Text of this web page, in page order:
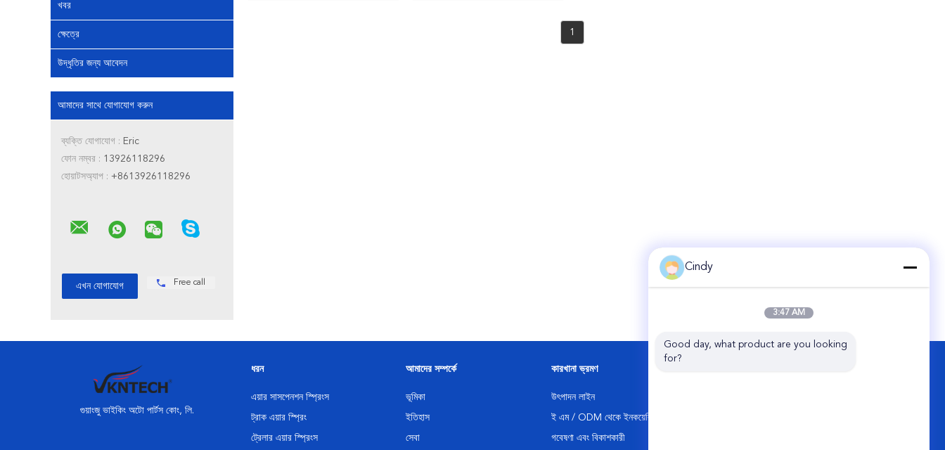
খবর
ক্ষেত্রে
উদ্ধৃতির জন্য আবেদন
আমাদের সাথে যোগাযোগ করুন
ব্যক্তি যোগাযোগ : Eric
ফোন নম্বর : 13926118296
হোয়াটসঅ্যাপ : +8613926118296
Free call
1
গুয়াংজু ভাইকিং অটো পার্টস কোং, লি.
ধরন
এয়ার সাসপেনশন স্প্রিংস
ট্রাক এয়ার স্প্রিং
ট্রেলার এয়ার স্প্রিংস
আমাদের সম্পর্কে
ভূমিকা
ইতিহাস
সেবা
কারখানা ভ্রমণ
উৎপাদন লাইন
ই এম / ODM থেকে ইনকয়েরি
গবেষণা এবং বিকাশকারী
Cindy
3:47 AM
Good day, what product are you looking
for?